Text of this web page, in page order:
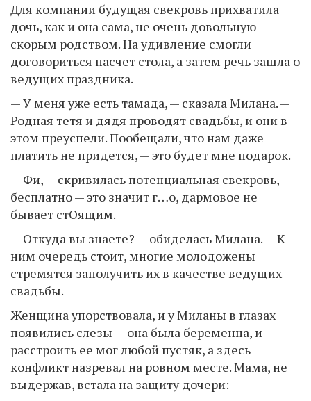
Для компании будущая свекровь прихватила
дочь, как и она сама, не очень довольную
скорым родством. На удивление смогли
договориться насчет стола, а затем речь зашла о
ведущих праздника.
— У меня уже есть тамада, — сказала Милана. —
Родная тетя и дядя проводят свадьбы, и они в
этом преуспели. Пообещали, что нам даже
платить не придется, — это будет мне подарок.
— Фи, — скривилась потенциальная свекровь, —
бесплатно — это значит г…о, дармовое не
бывает стОящим.
— Откуда вы знаете? — обиделась Милана. — К
ним очередь стоит, многие молодожены
стремятся заполучить их в качестве ведущих
свадьбы.
Женщина упорствовала, и у Миланы в глазах
появились слезы — она была беременна, и
расстроить ее мог любой пустяк, а здесь
конфликт назревал на ровном месте. Мама, не
выдержав, встала на защиту дочери: